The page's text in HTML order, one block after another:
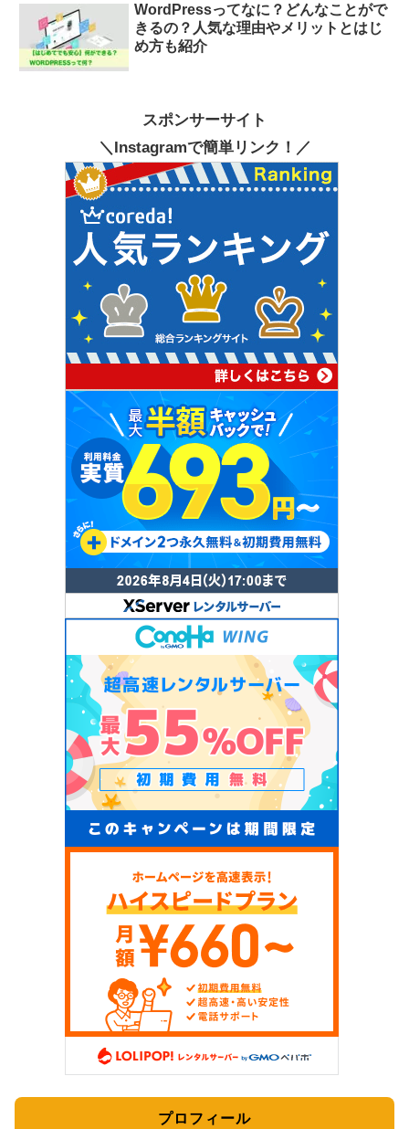
WordPressってなに？どんなことがで
きるの？人気な理由やメリットとはじ
め方も紹介
スポンサーサイト
＼Instagramで簡単リンク！／
プロフィール